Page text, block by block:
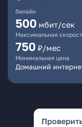
билайн
500 мбит/сек
Максимальная
750 ₽/мес
Минимальная цена
Домашний